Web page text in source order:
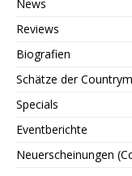
News
Reviews
Biografien
Schätze der
Specials
Eventberichte
Neuerscheinungen